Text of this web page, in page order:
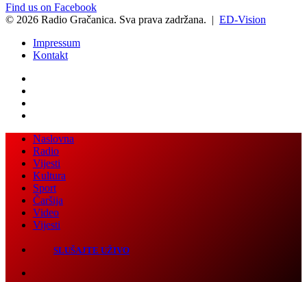
Find us on Facebook
© 2026 Radio Gračanica. Sva prava zadržana. | ED-Vision
Impressum
Kontakt
Back
button
Close
Naslovna
Radio
Vijesti
Kultura
Sport
Čaršija
Video
Vijesti
SLUŠAJTE UŽIVO